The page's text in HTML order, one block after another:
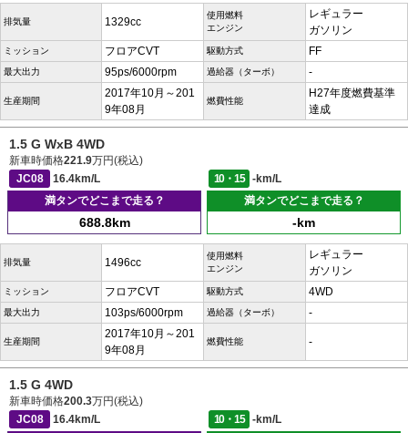
排気量 1329cc
使用燃料
エンジン
レギュラー
ガソリン
ミッション フロアCVT 駆動方式 FF
最大出力 95ps/6000rpm 過給器（ターボ） -
生産期間
2017年10月～201
9年08月
燃費性能
H27年度燃費基準
達成
1.5 G WxB 4WD
新車時価格221.9万円(税込)
JC08
16.4km/L 10・15
-km/L
満タンでどこまで走る？
688.8km
満タンでどこまで走る？
-km
排気量 1496cc
使用燃料
エンジン
レギュラー
ガソリン
ミッション フロアCVT 駆動方式 4WD
最大出力 103ps/6000rpm 過給器（ターボ） -
生産期間
2017年10月～201
9年08月
燃費性能 -
1.5 G 4WD
新車時価格200.3万円(税込)
JC08
16.4km/L 10・15
-km/L